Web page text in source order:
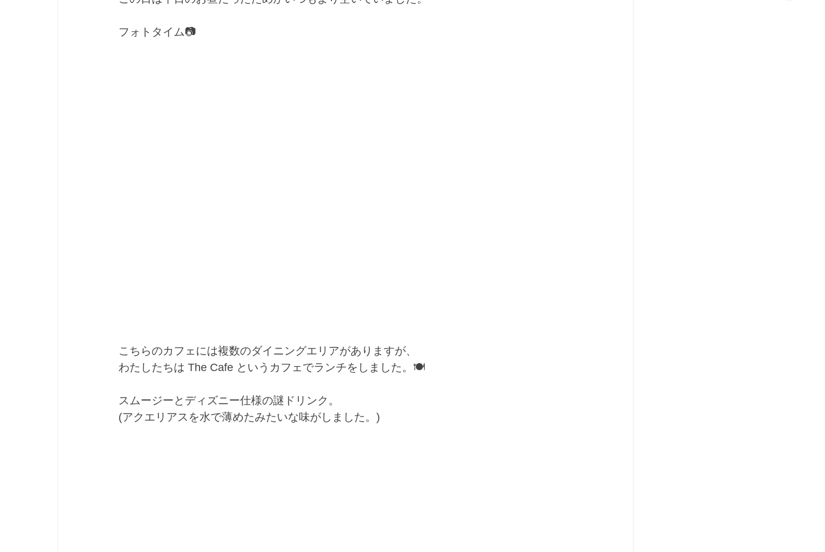
フォトタイム📷
こちらのカフェには複数のダイニングエリアがありますが、
わたしたちは The Cafe というカフェでランチをしました。🍽️
スムージーとディズニー仕様の謎ドリンク。
(アクエリアスを水で薄めたみたいな味がしました。)